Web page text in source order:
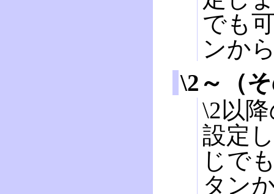
でも
ンか
\2～（
\2以
設定
じで
タン